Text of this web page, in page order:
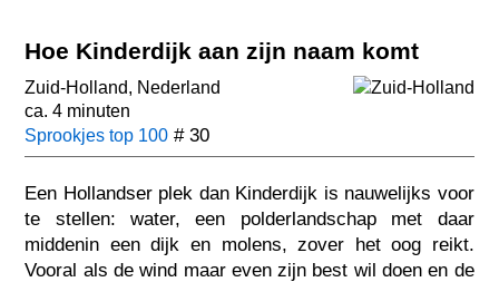
Hoe Kinderdijk aan zijn naam komt
Zuid-Holland, Nederland
ca. 4 minuten
Sprookjes top 100 # 30
Een Hollandser plek dan Kinderdijk is nauwelijks voor
te stellen: water, een polderlandschap met daar
middenin een dijk en molens, zover het oog reikt.
Vooral als de wind maar even zijn best wil doen en de